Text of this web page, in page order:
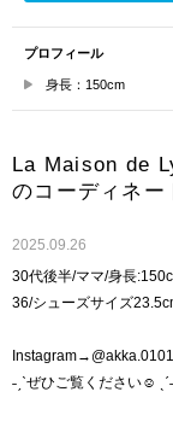
プロフィール
身長：150cm
La Maison de
のコーディネー
2025.09.26
30代後半/ママ/身長
36/シューズサイズ
Instagram→@akka.0101
˗ˏˋぜひご覧ください☺︎ ˎˊ˗